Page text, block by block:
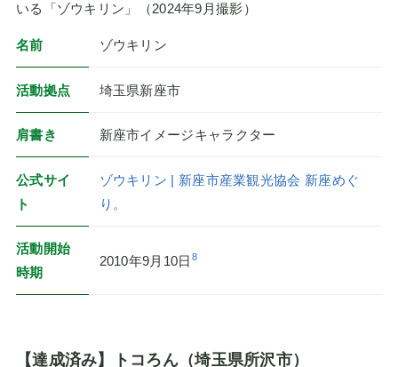
いる「ゾウキリン」（2024年9月撮影）
名前 ゾウキリン
活動拠点 埼玉県新座市
肩書き 新座市イメージキャラクター
公式サイ
ト
ゾウキリン | 新座市産業観光協会 新座めぐ
り。
活動開始
時期
2010年9月10日 8
【達成済み】トコろん（埼玉県所沢市）